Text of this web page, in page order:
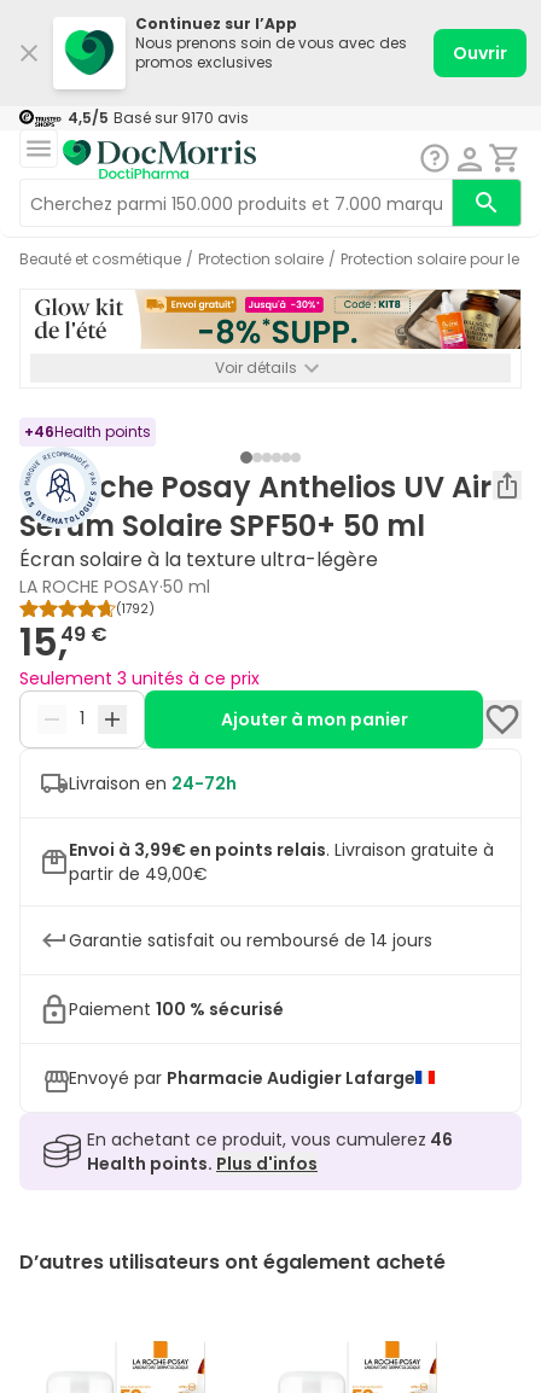
Continuez sur l’App
Nous prenons soin de vous avec des
promos exclusives
Ouvrir
4,5/5 Basé sur 9170 avis
Beauté et cosmétique / Protection solaire / Protection solaire pour le
Voir détails
+46Health points
La Roche Posay Anthelios UV Air
Serum Solaire SPF50+ 50 ml
Écran solaire à la texture ultra-légère
LA ROCHE POSAY·50 ml
(1792)
15,49 €
Seulement 3 unités à ce prix
Ajouter à mon panier
Livraison en 24-72h
Envoi à 3,99€ en points relais. Livraison gratuite à
partir de 49,00€
Garantie satisfait ou remboursé de 14 jours
Paiement 100 % sécurisé
Envoyé par Pharmacie Audigier Lafarge
En achetant ce produit, vous cumulerez 46
Health points. Plus d'infos
D’autres utilisateurs ont également acheté